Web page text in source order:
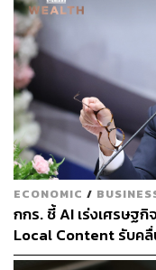
หลักการมีลูกค้าเ
และนำเสนอผ
ไลฟ์สไตล์และเ
อย่างต่อเนื่อง
คุ้มครองโรคร้
ลงทุน และแอปพ
เข้าถึงลูกค้าใน
และสามารถตอ
เข้าใจง่าย ไม่ซั
ครอบคลุมกลุ่มลู
ECONOMIC /
กกร. ชี้ AI เร่งเศรษฐ
Local Content รับค